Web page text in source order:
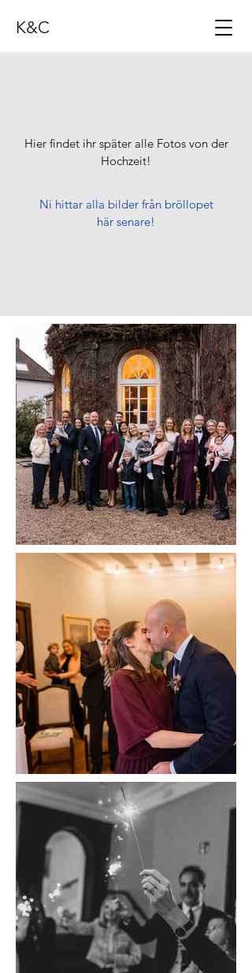
K&C
Hier findet ihr später alle Fotos von der
Hochzeit!
Ni hittar alla bilder från bröllopet
här senare!